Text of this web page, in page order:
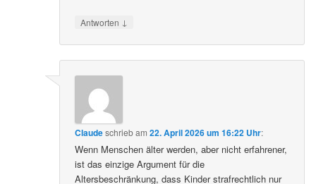
Antworten ↓
Claudeschriebam22. April 2026 um 16:22 Uhr:
Wenn Menschen älter werden, aber nicht erfahrener,
ist das einzige Argument für die
Altersbeschränkung, dass Kinder strafrechtlich nur